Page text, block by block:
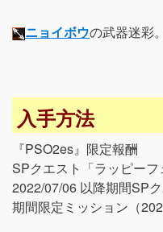
ニョイボウの武器迷彩
入手方法
『PSO2es』限定報酬
SPクエスト「ラッピー
2022/07/06 以降期間SP
期間限定ミッション（